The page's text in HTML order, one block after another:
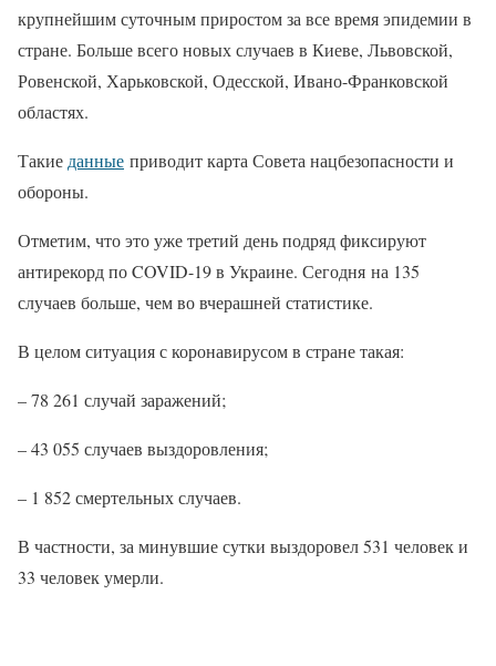
крупнейшим суточным приростом за все время эпидемии в
стране. Больше всего новых случаев в Киеве, Львовской,
Ровенской, Харьковской, Одесской, Ивано-Франковской
областях.
Такие данные приводит карта Совета нацбезопасности и
обороны.
Отметим, что это уже третий день подряд фиксируют
антирекорд по COVID-19 в Украине. Сегодня на 135
случаев больше, чем во вчерашней статистике.
В целом ситуация с коронавирусом в стране такая:
– 78 261 случай заражений;
– 43 055 случаев выздоровления;
– 1 852 смертельных случаев.
В частности, за минувшие сутки выздоровел 531 человек и
33 человек умерли.